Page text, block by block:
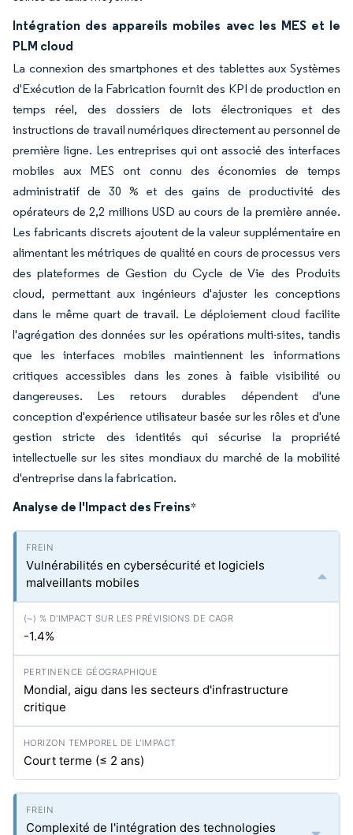
Intégration des appareils mobiles avec les MES et le
PLM cloud
La connexion des smartphones et des tablettes aux Systèmes
d'Exécution de la Fabrication fournit des KPI de production en
temps réel, des dossiers de lots électroniques et des
instructions de travail numériques directement au personnel de
première ligne. Les entreprises qui ont associé des interfaces
mobiles aux MES ont connu des économies de temps
administratif de 30 % et des gains de productivité des
opérateurs de 2,2 millions USD au cours de la première année.
Les fabricants discrets ajoutent de la valeur supplémentaire en
alimentant les métriques de qualité en cours de processus vers
des plateformes de Gestion du Cycle de Vie des Produits
cloud, permettant aux ingénieurs d'ajuster les conceptions
dans le même quart de travail. Le déploiement cloud facilite
l'agrégation des données sur les opérations multi-sites, tandis
que les interfaces mobiles maintiennent les informations
critiques accessibles dans les zones à faible visibilité ou
dangereuses. Les retours durables dépendent d'une
conception d'expérience utilisateur basée sur les rôles et d'une
gestion stricte des identités qui sécurise la propriété
intellectuelle sur les sites mondiaux du marché de la mobilité
d'entreprise dans la fabrication.
Analyse de l'Impact des Freins*
Vulnérabilités en cybersécurité et logiciels
malveillants mobiles
-1.4%
Mondial, aigu dans les secteurs d'infrastructure
critique
Court terme (≤ 2 ans)
Complexité de l'intégration des technologies